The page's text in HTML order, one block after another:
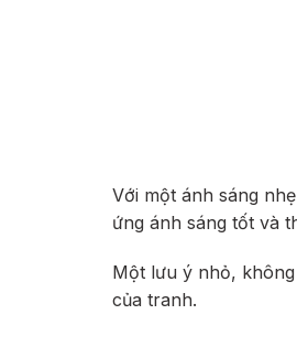
Với một ánh sáng
ứng ánh sáng tốt và
Một lưu ý nhỏ,
của tranh.